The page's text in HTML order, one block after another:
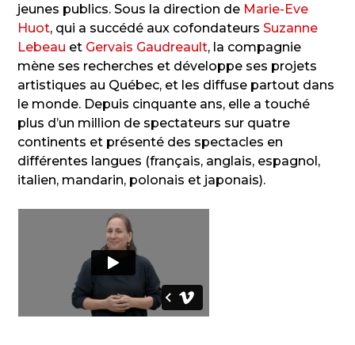
jeunes publics. Sous la direction de Marie-Eve
Huot, qui a succédé aux cofondateursSuzanne
Lebeau et Gervais Gaudreault, la compagnie
mène ses recherches et développe ses projets
artistiques au Québec, et les diffuse partout dans
le monde. Depuis cinquante ans, elle a touché
plus d’un million de spectateurs sur quatre
continents et présenté des spectacles en
différentes langues (français, anglais, espagnol,
italien, mandarin, polonais et japonais).